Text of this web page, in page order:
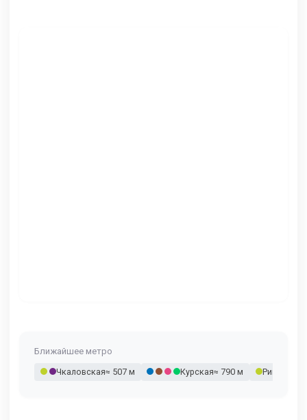
Ближайшее метро
Чкаловская≈ 507 м Курская≈ 790 м Римская